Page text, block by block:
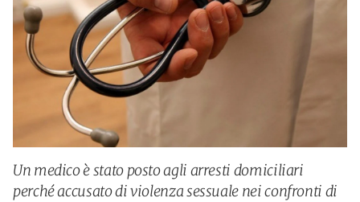
Un medico è stato posto agli arresti domiciliari
perché accusato di violenza sessuale nei confronti di